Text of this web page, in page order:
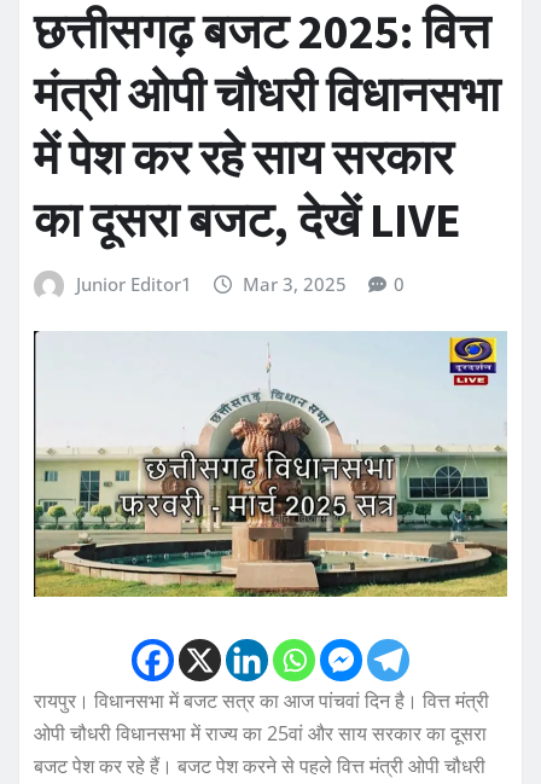
छत्तीसगढ़ बजट 2025: वित्त
मंत्री ओपी चौधरी विधानसभा
में पेश कर रहे साय सरकार
का दूसरा बजट, देखें LIVE
Junior Editor1 Mar 3, 2025 0
रायपुर। विधानसभा में बजट सत्र का आज पांचवां दिन है। वित्त मंत्री
ओपी चौधरी विधानसभा में राज्य का 25वां और साय सरकार का दूसरा
बजट पेश कर रहे हैं। बजट पेश करने से पहले वित्त मंत्री ओपी चौधरी